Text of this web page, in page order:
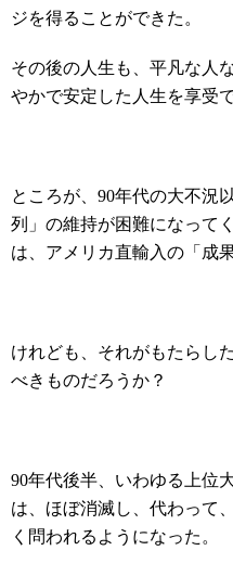
ジを得ることができた。
その後の人生も、平凡な人
やかで安定した人生を享受で
ところが、90年代の大不況
列」の維持が困難になって
は、アメリカ直輸入の「成
けれども、それがもたらし
べきものだろうか？
90年代後半、いわゆる上位
は、ほぼ消滅し、代わって
く問われるようになった。